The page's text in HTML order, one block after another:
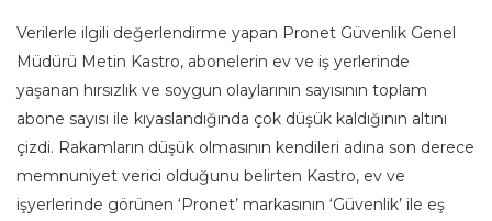
Verilerle ilgili değerlendirme yapan Pronet Güvenlik Genel
Müdürü Metin Kastro, abonelerin ev ve iş yerlerinde
yaşanan hırsızlık ve soygun olaylarının sayısının toplam
abone sayısı ile kıyaslandığında çok düşük kaldığının altını
çizdi. Rakamların düşük olmasının kendileri adına son derece
memnuniyet verici olduğunu belirten Kastro, ev ve
işyerlerinde görünen ‘Pronet’ markasının ‘Güvenlik’ ile eş